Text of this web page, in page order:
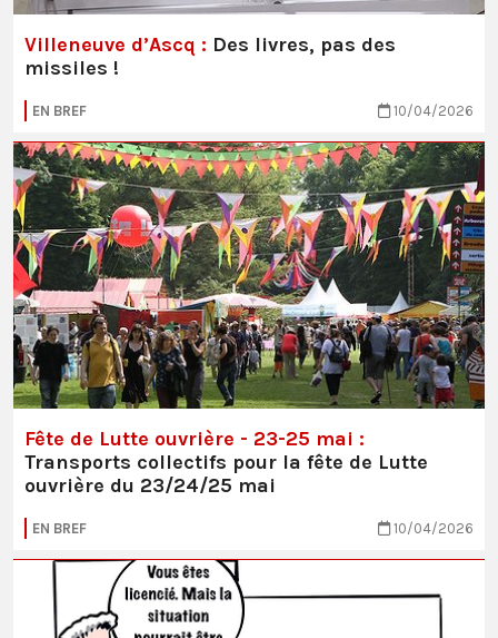
Villeneuve d’Ascq : Des livres, pas des
missiles !
EN BREF 10/04/2026
Fête de Lutte ouvrière - 23-25 mai :
Transports collectifs pour la fête de Lutte
ouvrière du 23/24/25 mai
EN BREF 10/04/2026